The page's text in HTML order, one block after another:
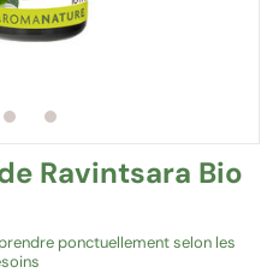
2sur 3 3sur 3
Ravintsara Bio
ponctuellement selon les